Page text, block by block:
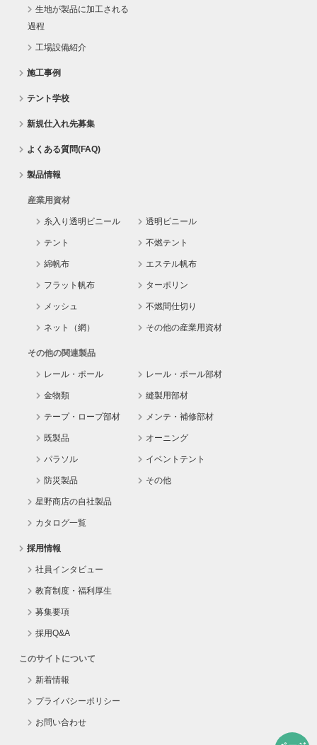
生地が製品に加工される
過程
工場設備紹介
施工事例
テント学校
新規仕入れ先募集
よくある質問(FAQ)
製品情報
産業用資材
糸入り透明ビニール 透明ビニール
テント 不燃テント
綿帆布 エステル帆布
フラット帆布 ターポリン
メッシュ 不燃間仕切り
ネット（網） その他の産業用資材
その他の関連製品
レール・ポール レール・ポール部材
金物類 縫製用部材
テープ・ロープ部材 メンテ・補修部材
既製品 オーニング
パラソル イベントテント
防災製品 その他
星野商店の自社製品
カタログ一覧
採用情報
社員インタビュー
教育制度・福利厚生
募集要項
採用Q&A
このサイトについて
新着情報
プライバシーポリシー
お問い合わせ